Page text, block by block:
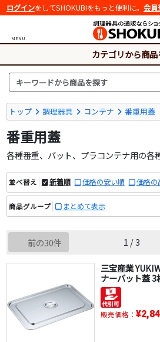
ログインをしてSHOKUBIをもっと便利に。 会員
MENU
カテゴリから商
トップ 調理器具 コンテナ 番重用蓋
番重用蓋
各種番重、バット、プラコンテナ用の各
並べ替え 新着順 価格の安い順 価格の
商品グループ まとめて表示
前の30件 1 / 3
三宝産業
ナーバット蓋 3
販売価格：